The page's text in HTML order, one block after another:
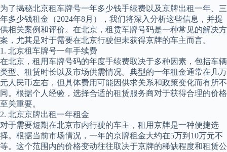
为了揭秘北京租车牌号一年多少钱手续费以及京牌出租一年、三
年多少钱租金（2024年8月），我们将深入分析这些信息，并提
供相关案例和评价。在北京，租赁车牌号码是一种常见的解决方
案，尤其是对于需要在北京行驶但未获得京牌的车主而言。
1. 北京租车牌号一年手续费
在北京，租用车牌号码的年度手续费取决于多种因素，包括车辆
类型、租赁时长以及市场供需情况。典型的一年租金通常在几万
元人民币左右，但具体费用可能因供求关系和政策变化而有所不
同。根据个人经验，选择合适的租赁服务商对于获得合理的价格
至关重要。
2. 北京京牌出租一年租金
对于需要短期在北京市内行驶的车主，租用京牌是一种便捷选
择。根据当前市场情况，一年的京牌租金大约在5万到10万元不
等。这个范围内的价格变动往往取决于京牌的稀缺程度和租赁公